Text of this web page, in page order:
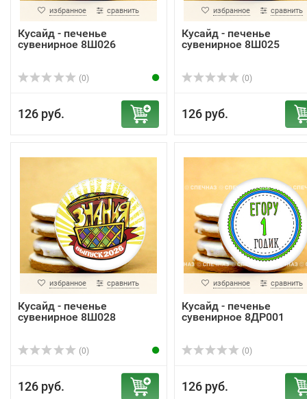
избранное сравнить
Кусайд - печенье
сувенирное 8Ш026
(0)
126 руб.
избранное сравнить
Кусайд - печенье
сувенирное 8Ш025
(0)
126 руб.
избранное сравнить
Кусайд - печенье
сувенирное 8Ш028
(0)
126 руб.
избранное сравнить
Кусайд - печенье
сувенирное 8ДР001
(0)
126 руб.